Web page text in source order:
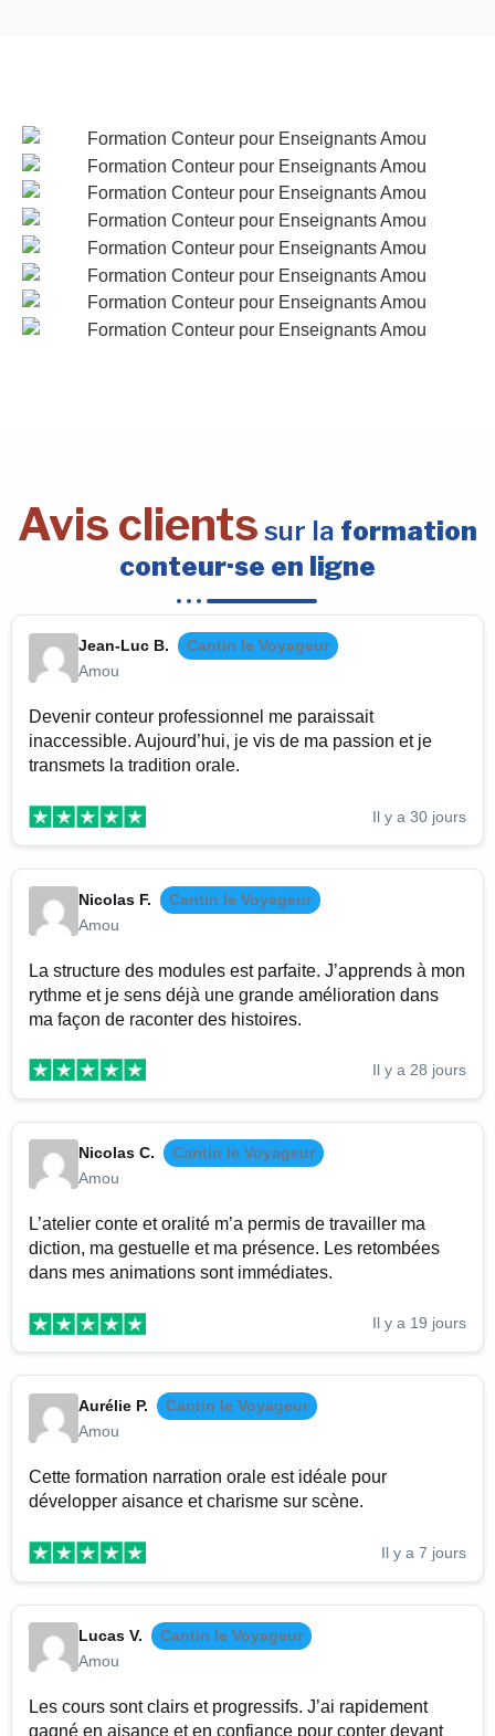
Avis clients sur la formation
conteur·se en ligne
Jean-Luc B.
Cantin le Voyageur
Amou
Devenir conteur professionnel me paraissait
inaccessible. Aujourd’hui, je vis de ma passion et je
transmets la tradition orale.
Il y a 30 jours
Nicolas F.
Cantin le Voyageur
Amou
La structure des modules est parfaite. J’apprends à mon
rythme et je sens déjà une grande amélioration dans
ma façon de raconter des histoires.
Il y a 28 jours
Nicolas C.
Cantin le Voyageur
Amou
L’atelier conte et oralité m’a permis de travailler ma
diction, ma gestuelle et ma présence. Les retombées
dans mes animations sont immédiates.
Il y a 19 jours
Aurélie P.
Cantin le Voyageur
Amou
Cette formation narration orale est idéale pour
développer aisance et charisme sur scène.
Il y a 7 jours
Lucas V.
Cantin le Voyageur
Amou
Les cours sont clairs et progressifs. J’ai rapidement
gagné en aisance et en confiance pour conter devant